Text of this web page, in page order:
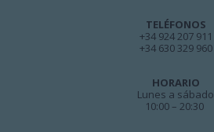
TELÉFONOS
+34 924 207 911
+34 630 329 960
HORARIO
Lunes a sábado
10:00 – 20:30